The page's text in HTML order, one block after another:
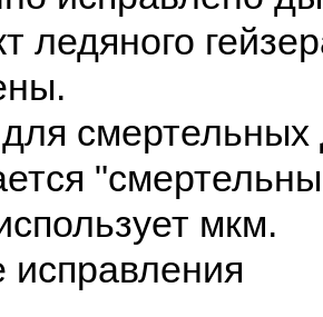
ледяного
смертельных
мкм.
исправления